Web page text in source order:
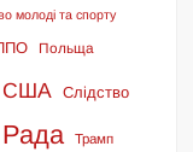
молоді та спорту
Польща
США Слідство
Трамп